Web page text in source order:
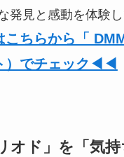
発見と感動を体験し
ちらから「 DMM
）でチェック◀◀
オド」を「気